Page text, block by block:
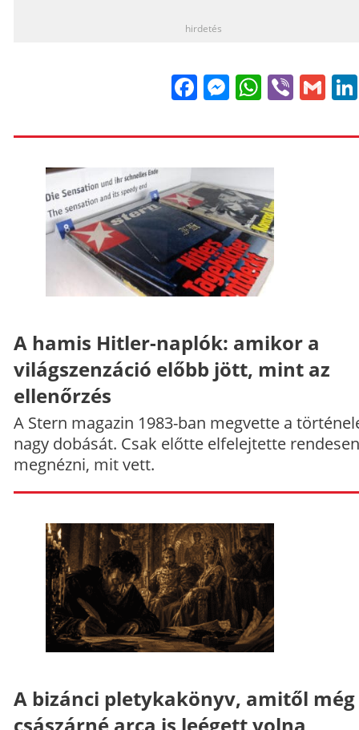
hirdetés
FacebookViber
A hamis Hitler-naplók: amikor a
világszenzáció előbb jött, mint az
ellenőrzés
A Stern magazin 1983-ban megvette a
nagy dobását. Csak előtte elfelejtette rendesen
megnézni, mit vett.
A bizánci pletykakönyv, amitől még
császárné arca is leégett volna